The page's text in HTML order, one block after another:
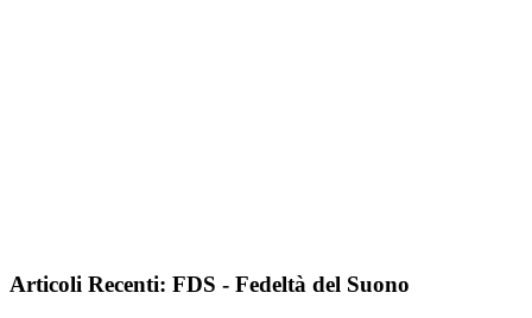
Articoli Recenti: FDS - Fedeltà del Suono